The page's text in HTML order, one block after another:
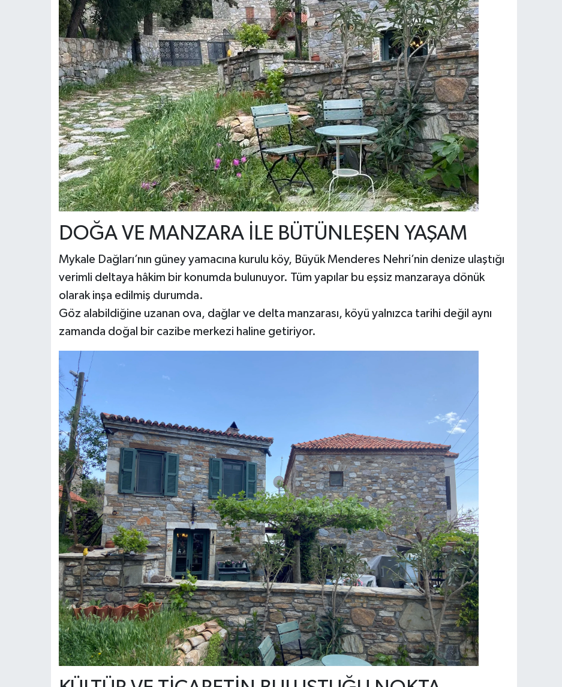
DOĞA VE MANZARA İLE BÜTÜNLEŞEN YAŞAM
Mykale Dağları’nın güney yamacına kurulu köy, Büyük Menderes Nehri’nin denize ulaştığı
verimli deltaya hâkim bir konumda bulunuyor. Tüm yapılar bu eşsiz manzaraya dönük
olarak inşa edilmiş durumda.
Göz alabildiğine uzanan ova, dağlar ve delta manzarası, köyü yalnızca tarihi değil aynı
zamanda doğal bir cazibe merkezi haline getiriyor.